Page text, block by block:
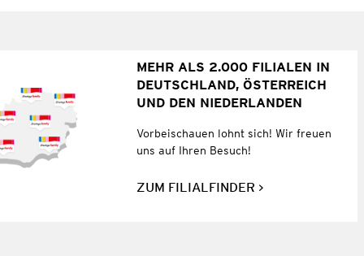
MEHR ALS 2.000 FILIALEN IN
DEUTSCHLAND, ÖSTERREICH
UND DEN NIEDERLANDEN
Vorbeischauen lohnt sich! Wir freuen
uns auf Ihren Besuch!
ZUM FILIALFINDER